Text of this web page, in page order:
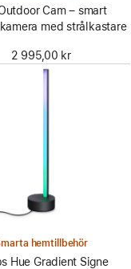
Cam – smart
med strålkastare
2 995,00 kr
hemtillbehör
Hue Gradient Signe